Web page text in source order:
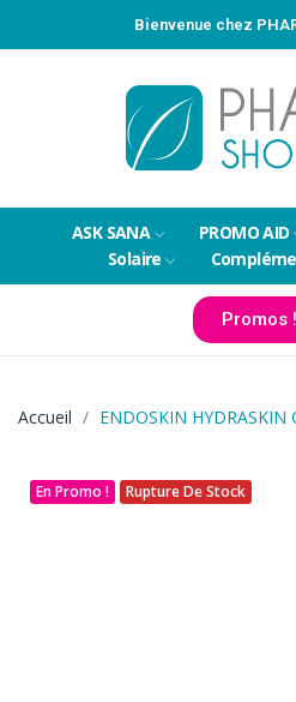
Bienvenue chez
ASK SANA PROMO AID
Solaire
Promos !
Accueil ENDOSKIN HYDRASKIN
En Promo ! Rupture De Stock